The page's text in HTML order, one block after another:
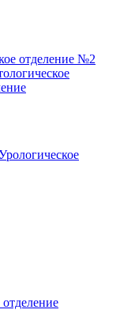
отделение №2